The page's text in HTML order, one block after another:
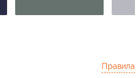
Правила